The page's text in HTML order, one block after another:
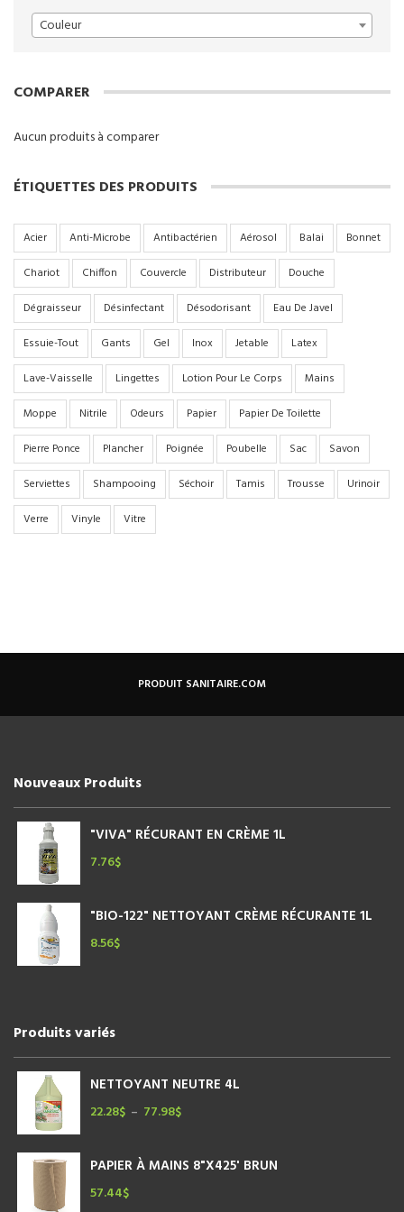
Couleur
COMPARER
Aucun produits à comparer
ÉTIQUETTES DES PRODUITS
Acier Anti-Microbe Antibactérien Aérosol Balai
Bonnet
Chariot
Chiffon Couvercle Distributeur
Douche
Dégraisseur
Désinfectant Désodorisant
Eau De Javel
Essuie-Tout
Gants Gel Inox Jetable
Latex
Lave-Vaisselle
Lingettes Lotion Pour Le Corps
Mains
Moppe
Nitrile Odeurs Papier
Papier De Toilette
Pierre Ponce
Plancher Poignée Poubelle Sac
Savon
Serviettes
Shampooing Séchoir Tamis Trousse
Urinoir
Verre
Vinyle Vitre
PRODUIT SANITAIRE.COM
Nouveaux Produits
"VIVA" RÉCURANT EN CRÈME 1L
7.76$
"BIO-122" NETTOYANT CRÈME RÉCURANTE 1L
8.56$
Produits variés
NETTOYANT NEUTRE 4L
22.28$ – 77.98$Plage
22.28$
PAPIER À MAINS 8"X425' BRUN
57.44$